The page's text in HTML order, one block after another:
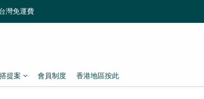
灣免運費
提案 會員制度 香港地區按此